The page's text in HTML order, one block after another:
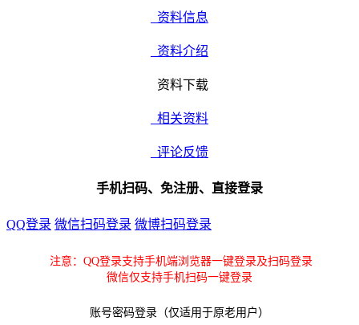
资料信息
资料介绍
资料下载
相关资料
评论反馈
手机扫码、免注册、直接登录
QQ登录 微信扫码登录 微博扫码登录
注意：QQ登录支持手机端浏览器一键登录及扫码登录
微信仅支持手机扫码一键登录
账号密码登录（仅适用于原老用户）